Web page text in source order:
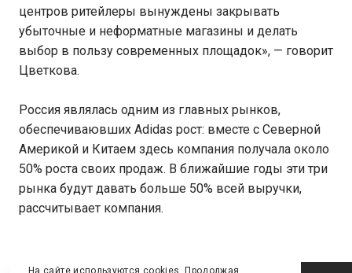
центров ритейлеры вынуждены закрывать
убыточные и неформатные магазины и делать
выбор в пользу современных площадок», — говорит
Цветкова.
Россия являлась одним из главных рынков,
обеспечиваювших Adidas рост: вместе с Северной
Америкой и Китаем здесь компания получала около
50% роста своих продаж. В ближайшие годы эти три
рынка будут давать больше 50% всей выручки,
рассчитывает компания.
Стоит отметить, после публикации сообщения акции
На сайте используются cookies. Продолжая